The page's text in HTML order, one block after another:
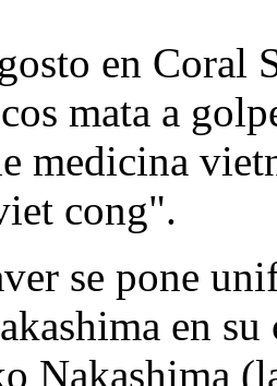
en Coral
mata a
medicina
cong".
se pone
en
Nakashima